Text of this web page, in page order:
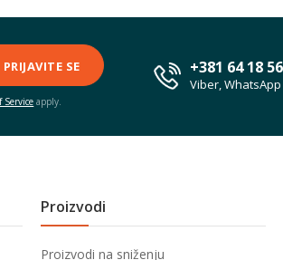
PRIJAVITE SE
Service apply.
+381 64 18
Viber, WhatsApp
Proizvodi
Proizvodi na sniženju